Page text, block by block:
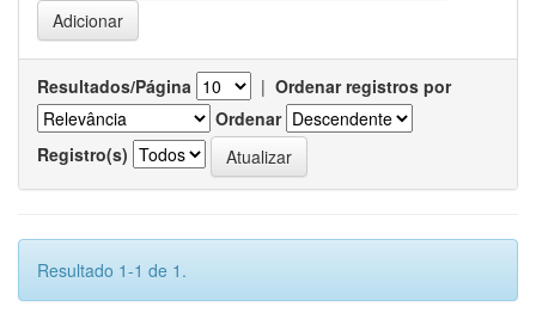
Resultados/Página | Ordenar registros por
Ordenar
Registro(s)
Resultado 1-1 de 1.